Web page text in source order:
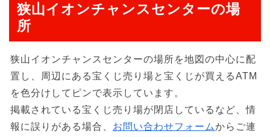
狭山イオンチャンスセンターの場
所
狭山イオンチャンスセンターの場所を地図の中心に配
置し、周辺にある宝くじ売り場と宝くじが買えるATM
を色分けしてピンで表示しています。
掲載されている宝くじ売り場が閉店しているなど、情
報に誤りがある場合、 お問い合わせフォームからご連